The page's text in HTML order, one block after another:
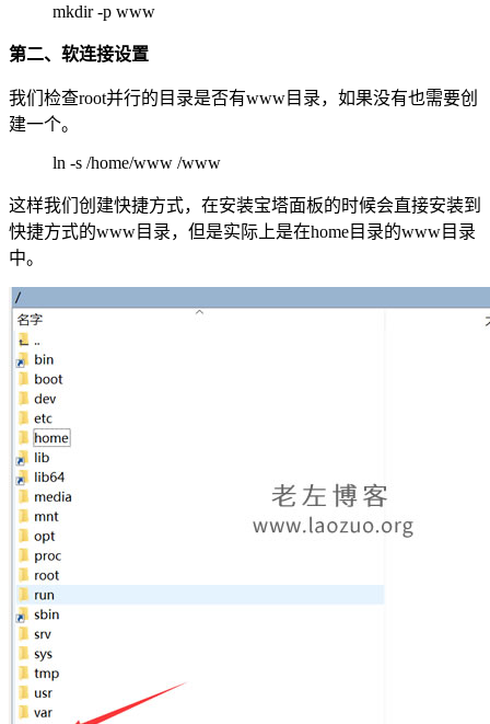
mkdir -p www
第二、软连接设置
我们检查root并行的目录是否有www目录，如果没有也需要创
建一个。
ln -s /home/www /www
这样我们创建快捷方式，在安装宝塔面板的时候会直接安装到
快捷方式的www目录，但是实际上是在home目录的www目录
中。